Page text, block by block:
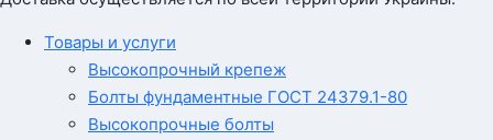
Товары и услуги
Высокопрочный крепеж
Болты фундаментные ГОСТ 24379.1-80
Высокопрочные болты